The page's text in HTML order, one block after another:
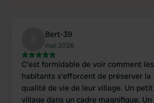
Bert-39
mai 2026
C'est formidable de voir comment les
habitants s'efforcent de préserver la
qualité de vie de leur village. Un petit
village dans un cadre magnifique. Un